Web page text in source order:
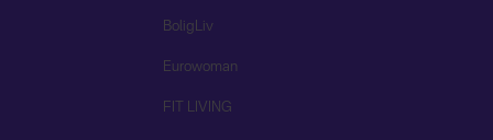
BoligLiv
Eurowoman
FIT LIVING